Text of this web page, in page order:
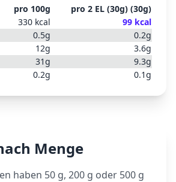
pro 100g pro 2 EL (30g) (30g)
330 kcal 99 kcal
0.5g 0.2g
12g 3.6g
31g 9.3g
0.2g 0.1g
Menge
haben 50 g, 200 g oder 500 g